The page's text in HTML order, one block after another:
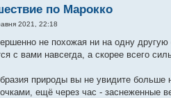
по Марокко
2021, 22:18
не похожая ни на одну
с вами навсегда, а скорее всего
природы вы не увидите
ещё через час - заснеженные